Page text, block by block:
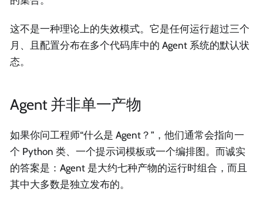
这不是一种理论上的失效模式。它是任何运行超过三个
月、且配置分布在多个代码库中的 Agent 系统的默认状
态。
Agent 并非单一产物
如果你问工程师“什么是 Agent？”，他们通常会指向一
个 Python 类、一个提示词模板或一个编排图。而诚实
的答案是：Agent 是大约七种产物的运行时组合，而且
其中大多数是独立发布的。